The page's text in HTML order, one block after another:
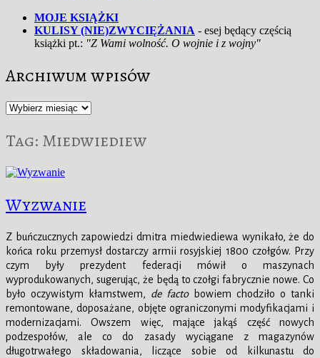
MOJE KSIĄŻKI
KULISY (NIE)ZWYCIĘŻANIA - esej będący częścią
książki pt.: "Z Wami wolność. O wojnie i z wojny"
Archiwum wpisów
Archiwum
Tag: Miedwiediew
Wyzwanie
Z buńczucznych zapowiedzi dmitra miedwiediewa wynikało, że do
końca roku przemysł dostarczy armii rosyjskiej 1800 czołgów. Przy
czym były prezydent federacji mówił o maszynach
wyprodukowanych, sugerując, że będą to czołgi fabrycznie nowe. Co
było oczywistym kłamstwem, de factobowiem chodziło o tanki
remontowane, doposażane, objęte ograniczonymi modyfikacjami i
modernizacjami. Owszem więc, mające jakąś część nowych
podzespołów, ale co do zasady wyciągane z magazynów
długotrwałego składowania, liczące sobie od kilkunastu do